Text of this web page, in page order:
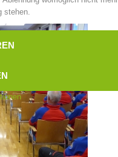
stehen.